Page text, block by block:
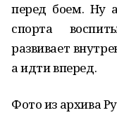
перед боем. Ну
спорта
развивает
а идти вперед.
Фото из архива